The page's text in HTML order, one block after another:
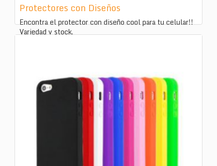
Protectores con Diseños
Encontra el protector con diseño cool para tu celular!!
Variedad y stock.